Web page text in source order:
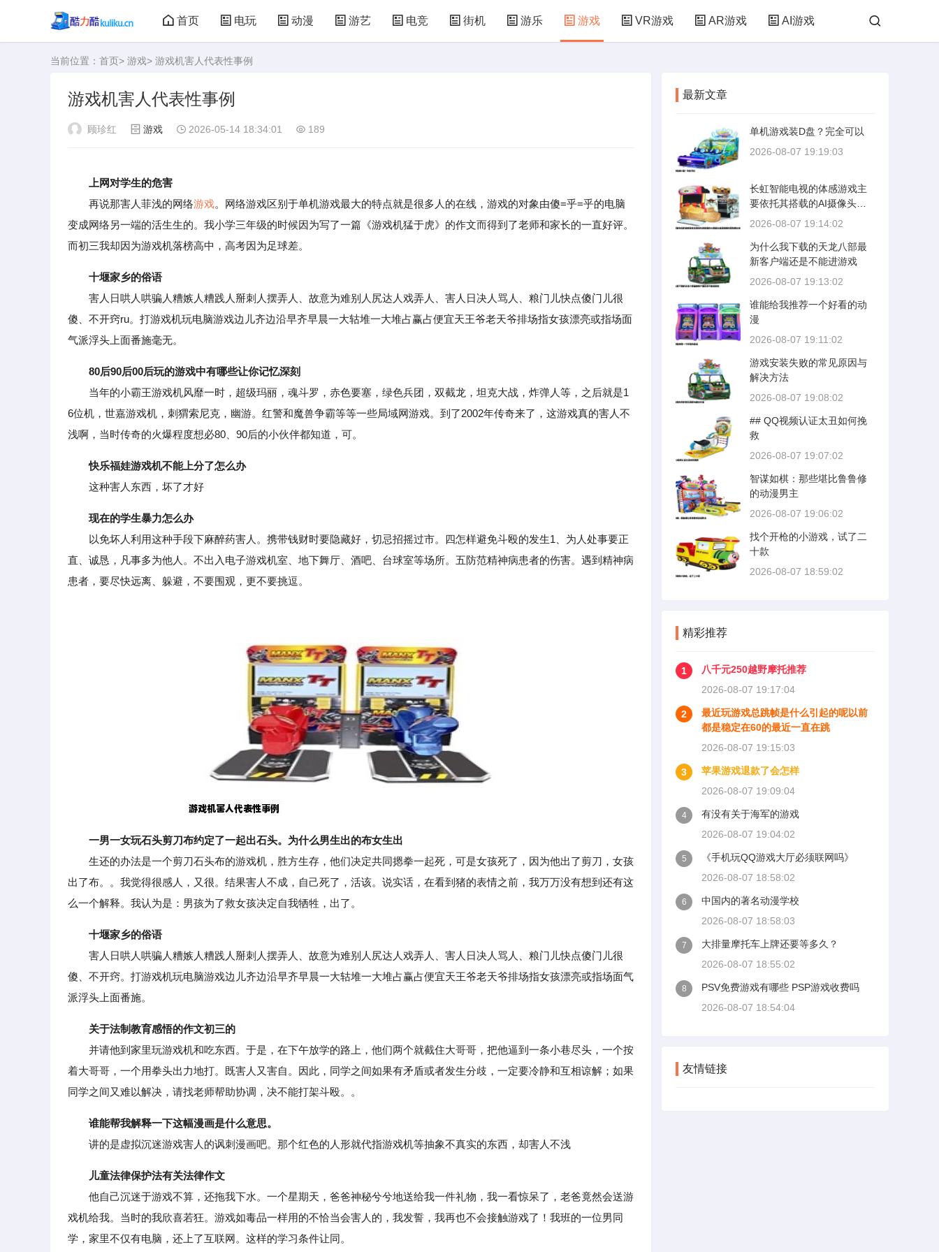
首页 电玩 动漫 游艺 电竞 街机 游乐 游戏 VR游戏 AR游戏 AI游戏
大型游戏
当前位置： 首页> 游戏> 游戏机害人代表性事例
游戏机害人代表性事例
顾珍红 游戏 2026-05-14 18:34:01 189
上网对学生的危害
再说那害人菲浅的网络游戏。网络游戏区别于单机游戏最大的特点就是很多人的在线，游戏的对象由傻=乎=乎的电脑
变成网络另一端的活生生的。我小学三年级的时候因为写了一篇《游戏机猛于虎》的作文而得到了老师和家长的一直好评。
而初三我却因为游戏机落榜高中，高考因为足球差。
十堰家乡的俗语
害人日哄人哄骗人糟嫉人糟践人掰刺人摆弄人、故意为难别人尻达人戏弄人、害人日决人骂人、粮门儿快点傻门儿很
傻、不开窍ru。打游戏机玩电脑游戏边儿齐边沿早齐早晨一大轱堆一大堆占赢占便宜天王爷老天爷排场指女孩漂亮或指场面
气派浮头上面番施毫无。
80后90后00后玩的游戏中有哪些让你记忆深刻
当年的小霸王游戏机风靡一时，超级玛丽，魂斗罗，赤色要塞，绿色兵团，双截龙，坦克大战，炸弹人等，之后就是1
6位机，世嘉游戏机，刺猬索尼克，幽游。红警和魔兽争霸等等一些局域网游戏。到了2002年传奇来了，这游戏真的害人不
浅啊，当时传奇的火爆程度想必80、90后的小伙伴都知道，可。
快乐福娃游戏机不能上分了怎么办
这种害人东西，坏了才好
现在的学生暴力怎么办
以免坏人利用这种手段下麻醉药害人。携带钱财时要隐藏好，切忌招摇过市。四怎样避免斗殴的发生1、为人处事要正
直、诚恳，凡事多为他人。不出入电子游戏机室、地下舞厅、酒吧、台球室等场所。五防范精神病患者的伤害。遇到精神病
患者，要尽快远离、躲避，不要围观，更不要挑逗。
一男一女玩石头剪刀布约定了一起出石头。为什么男生出的布女生出
生还的办法是一个剪刀石头布的游戏机，胜方生存，他们决定共同摁拳一起死，可是女孩死了，因为他出了剪刀，女孩
出了布。。我觉得很感人，又很。结果害人不成，自己死了，活该。说实话，在看到猪的表情之前，我万万没有想到还有这
么一个解释。我认为是：男孩为了救女孩决定自我牺牲，出了。
十堰家乡的俗语
害人日哄人哄骗人糟嫉人糟践人掰刺人摆弄人、故意为难别人尻达人戏弄人、害人日决人骂人、粮门儿快点傻门儿很
傻、不开窍。打游戏机玩电脑游戏边儿齐边沿早齐早晨一大轱堆一大堆占赢占便宜天王爷老天爷排场指女孩漂亮或指场面气
派浮头上面番施。
关于法制教育感悟的作文初三的
并请他到家里玩游戏机和吃东西。于是，在下午放学的路上，他们两个就截住大哥哥，把他逼到一条小巷尽头，一个按
着大哥哥，一个用拳头出力地打。既害人又害自。因此，同学之间如果有矛盾或者发生分歧，一定要冷静和互相谅解；如果
同学之间又难以解决，请找老师帮助协调，决不能打架斗殴。。
谁能帮我解释一下这幅漫画是什么意思。
讲的是虚拟沉迷游戏害人的讽刺漫画吧。那个红色的人形就代指游戏机等抽象不真实的东西，却害人不浅
儿童法律保护法有关法律作文
他自己沉迷于游戏不算，还拖我下水。一个星期天，爸爸神秘兮兮地送给我一件礼物，我一看惊呆了，老爸竟然会送游
戏机给我。当时的我欣喜若狂。游戏如毒品一样用的不恰当会害人的，我发誓，我再也不会接触游戏了！我班的一位男同
学，家里不仅有电脑，还上了互联网。这样的学习条件让同。
最新文章
单机游戏装D盘？完全可以
2026-08-07 19:19:03
长虹智能电视的体感游戏主
要依托其搭载的AI摄像头或
遥控器内置陀螺仪实现操
消除》体感版、《狂野飙
车》体感操控模式，以及针
对家庭健身场景的《悦动
配版。以《天天爱消除》为
例，玩家通过手臂摆动控制
画面中的消除方向，系统利
位移数据，误差控制在2厘米
以内，整体响应时间约为45
毫秒，基本达到实时反馈的
2026-08-07 19:14:02
为什么我下载的天龙八部最
新客户端还是不能进游戏
2026-08-07 19:13:02
谁能给我推荐一个好看的动
漫
2026-08-07 19:11:02
游戏安装失败的常见原因与
解决方法
2026-08-07 19:08:02
## QQ视频认证太丑如何挽
救
2026-08-07 19:07:02
智谋如棋：那些堪比鲁鲁修
的动漫男主
2026-08-07 19:06:02
找个开枪的小游戏，试了二
十款
2026-08-07 18:59:02
精彩推荐
1
八千元250越野摩托推荐
2026-08-07 19:17:04
2
最近玩游戏总跳帧是什么引起的呢以前
都是稳定在60的最近一直在跳
2026-08-07 19:15:03
3
苹果游戏退款了会怎样
2026-08-07 19:09:04
4
有没有关于海军的游戏
2026-08-07 19:04:02
5
《手机玩QQ游戏大厅必须联网吗》
2026-08-07 18:58:02
6
中国内的著名动漫学校
2026-08-07 18:58:03
7
大排量摩托车上牌还要等多久？
2026-08-07 18:55:02
8
PSV免费游戏有哪些 PSP游戏收费吗
2026-08-07 18:54:04
友情链接